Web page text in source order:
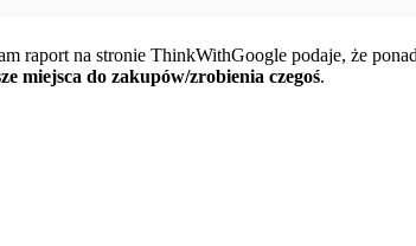
raport na stronie ThinkWithGoogle podaje, że
miejsca do zakupów/zrobienia czegoś.